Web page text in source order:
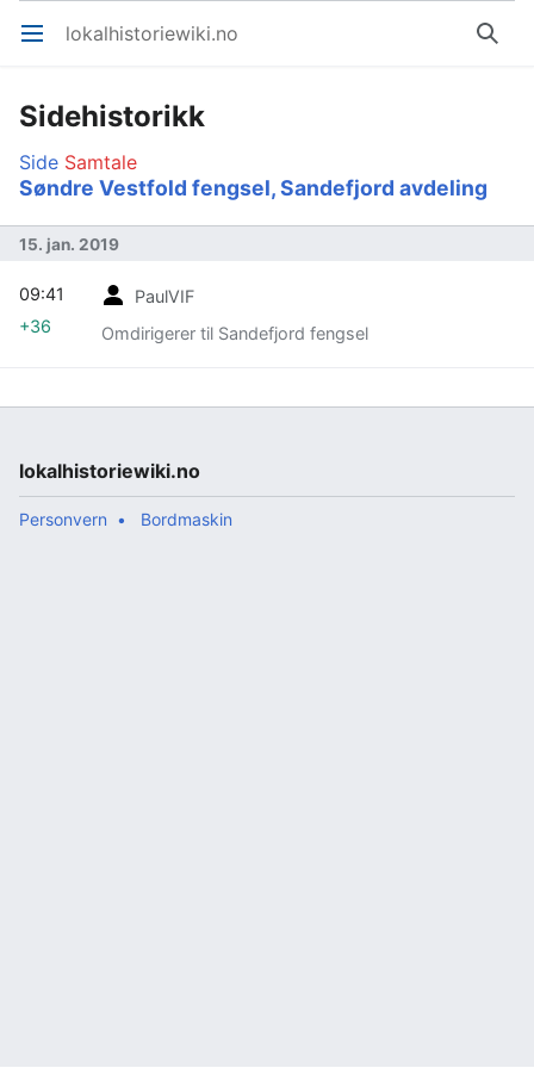
Åpne hovedmenyen lokalhistoriewiki.no Søk
Sidehistorikk
Side Samtale
Søndre Vestfold fengsel, Sandefjord avdeling
15. jan. 2019
PaulVIF
Omdirigerer til Sandefjord fengsel
09:41
+36
lokalhistoriewiki.no
Personvern Bordmaskin